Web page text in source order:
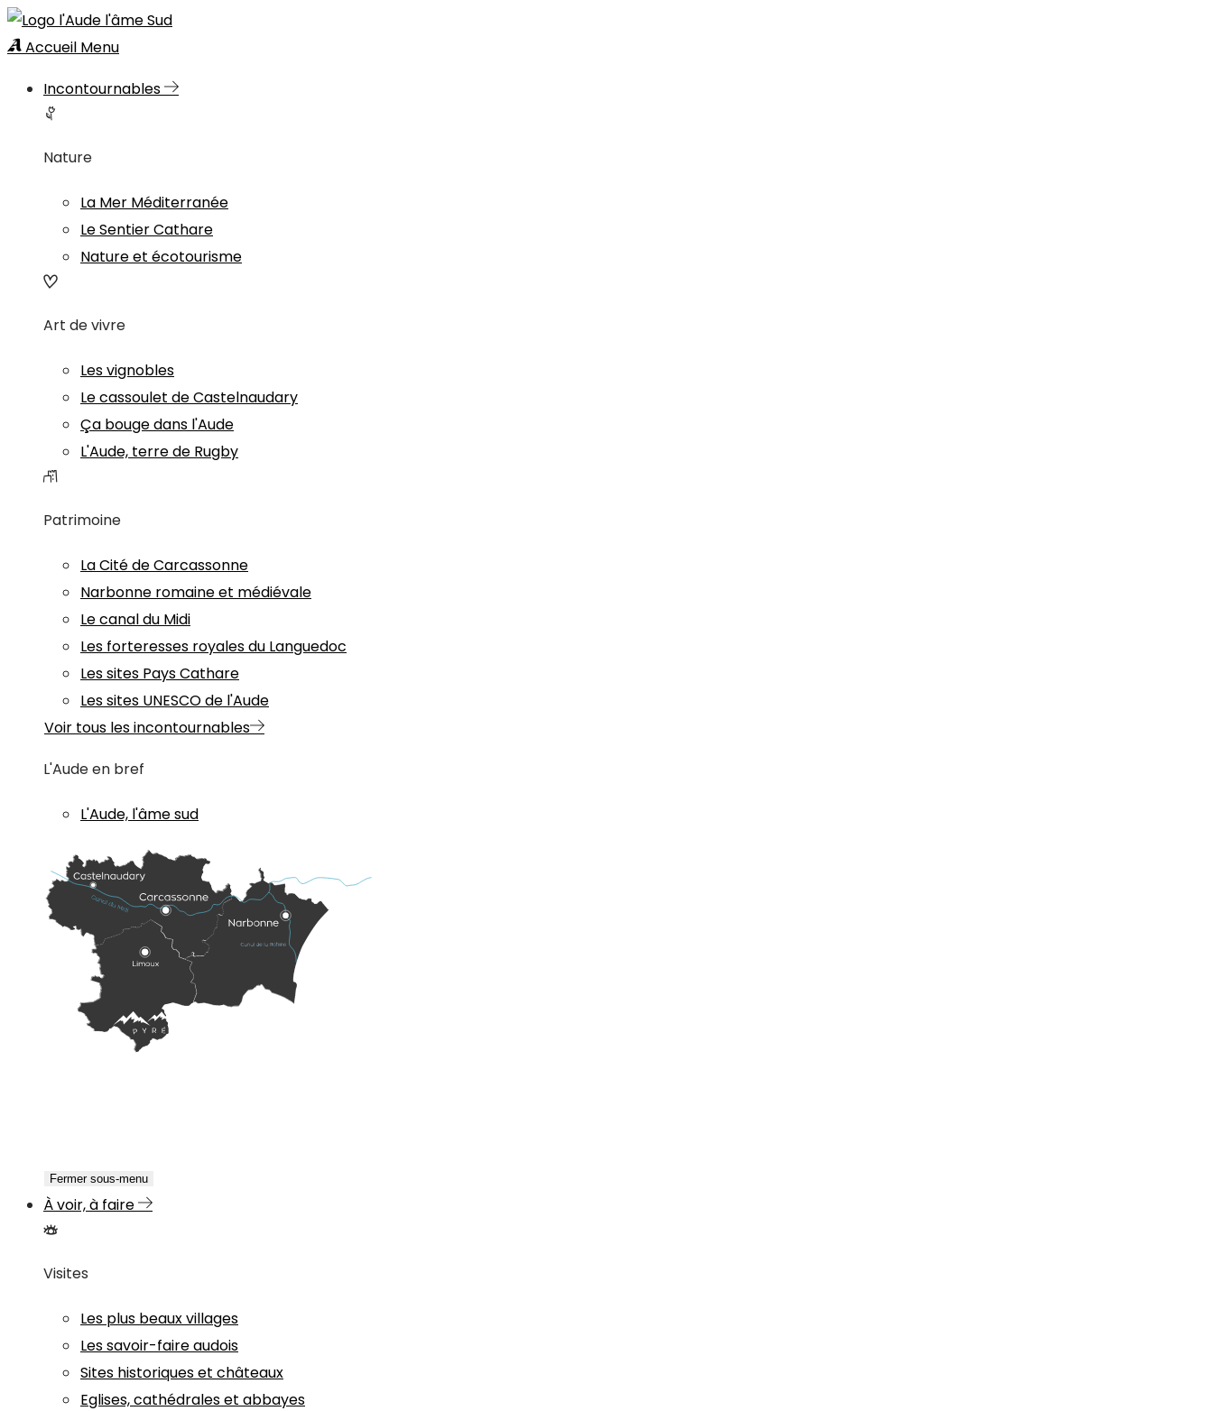
Accueil Menu
Incontournables
Nature
La Mer Méditerranée
Le Sentier Cathare
Nature et écotourisme
Art de vivre
Les vignobles
Le cassoulet de Castelnaudary
Ça bouge dans l'Aude
L'Aude, terre de Rugby
Patrimoine
La Cité de Carcassonne
Narbonne romaine et médiévale
Le canal du Midi
Les forteresses royales du Languedoc
Les sites Pays Cathare
Les sites UNESCO de l'Aude
Voir tous les incontournables
L'Aude en bref
L'Aude, l'âme sud
Fermer sous-menu
À voir, à faire
Visites
Les plus beaux villages
Les savoir-faire audois
Sites historiques et châteaux
Eglises, cathédrales et abbayes